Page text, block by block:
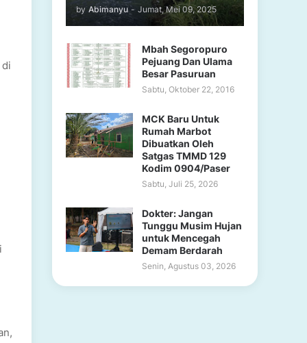
by Abimanyu - Jumat, Mei 09, 2025
Mbah Segoropuro
Pejuang Dan Ulama
Besar Pasuruan
Sabtu, Oktober 22, 2016
MCK Baru Untuk
Rumah Marbot
Dibuatkan Oleh
Satgas TMMD 129
Kodim 0904/Paser
Sabtu, Juli 25, 2026
Dokter: Jangan
Tunggu Musim Hujan
untuk Mencegah
Demam Berdarah
Senin, Agustus 03, 2026